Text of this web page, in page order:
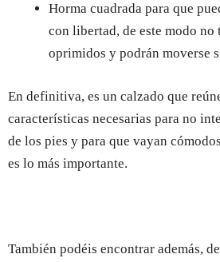
Horma cuadrada para que
con libertad, de este modo no
oprimidos y podrán moverse
En definitiva, es un calzado que
características necesarias para no
de los pies y para que vayan
es lo más importante.
También podéis encontrar además,